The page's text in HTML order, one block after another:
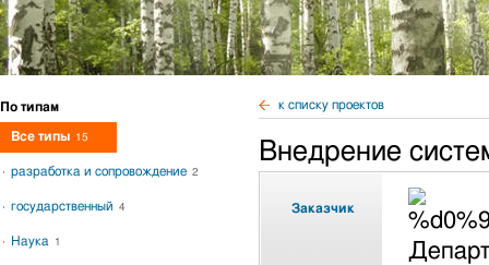
к списку проектов
Внедрение
Заказчик
По типам
Все типы 15
разработка и сопровождение 2
государственный 4
Наука 1